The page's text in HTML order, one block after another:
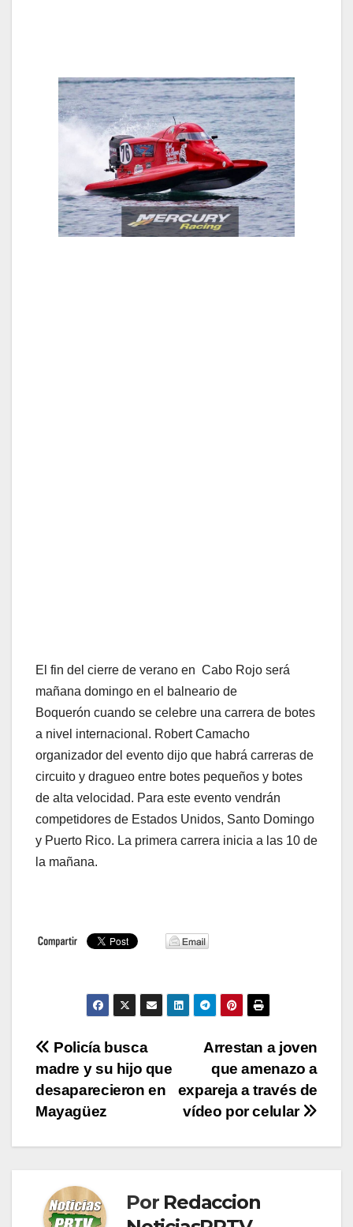
El fin del cierre de verano en Cabo Rojo será
mañana domingo en el balneario de
Boquerón cuando se celebre una carrera de botes
a nivel internacional. Robert Camacho
organizador del evento dijo que habrá carreras de
circuito y dragueo entre botes pequeños y botes
de alta velocidad. Para este evento vendrán
competidores de Estados Unidos, Santo Domingo
y Puerto Rico. La primera carrera inicia a las 10 de
la mañana.
Navegación
de
entradas
Arrestan a joven
que amenazo a
expareja a través de
vídeo por celular
Policía busca
madre y su hijo que
desaparecieron en
Mayagüez
Por Redaccion